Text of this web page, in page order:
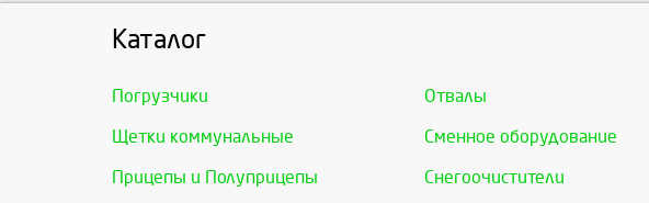
Каталог
Погрузчики Отвалы
Щетки коммунальные Сменное оборудование
Прицепы и Полуприцепы Снегоочистители